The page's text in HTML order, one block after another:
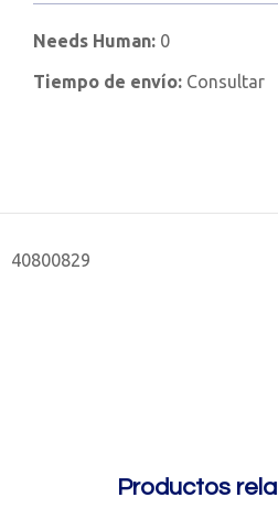
Needs Human: 0
Tiempo de envío: Consultar
40800829
Productos